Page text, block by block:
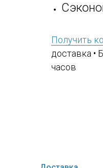
Получить
доставка •
часов